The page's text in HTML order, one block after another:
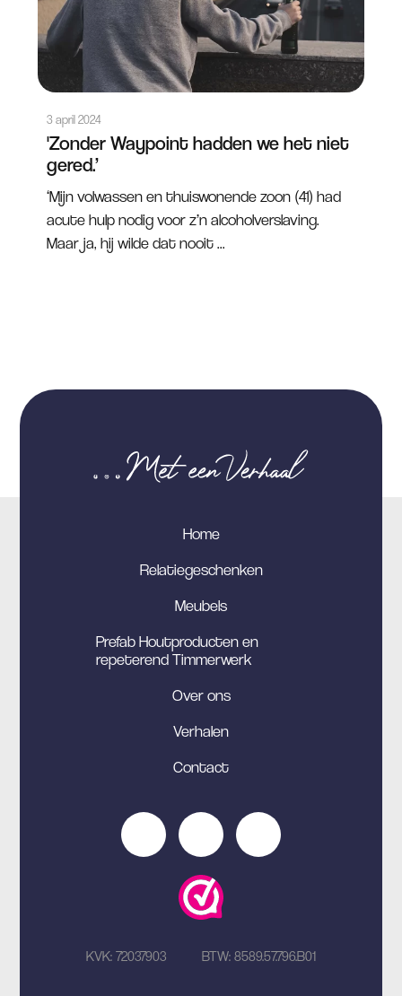
3 april 2024
'Zonder Waypoint hadden we het niet
gered.’
‘Mijn volwassen en thuiswonende zoon (41) had
acute hulp nodig voor z’n alcoholverslaving.
Maar ja, hij wilde dat nooit ...
Home
Relatiegeschenken
Meubels
Prefab Houtproducten en
repeterend Timmerwerk
Over ons
Verhalen
Contact
KVK: 72037903 BTW: 8589.57.796.B01